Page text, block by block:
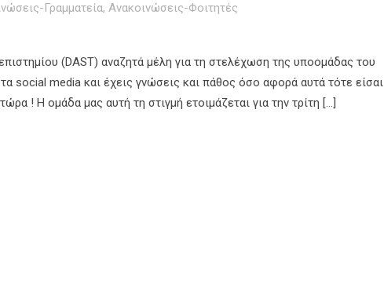
Γραμματεία, Ανακοινώσεις-Φοιτητές
(DAST) αναζητά μέλη για τη στελέχωση της υποομάδας του
social media και έχεις γνώσεις και πάθος όσο αφορά αυτά τότε είσαι
! Η ομάδα μας αυτή τη στιγμή ετοιμάζεται για την τρίτη […]